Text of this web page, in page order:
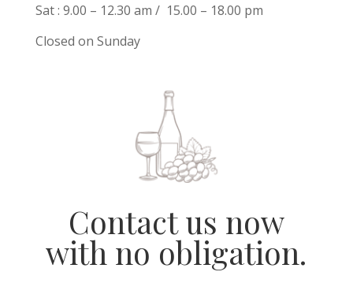
Sat : 9.00 – 12.30 am / 15.00 – 18.00 pm
Closed on Sunday
Contact us now
with no obligation.